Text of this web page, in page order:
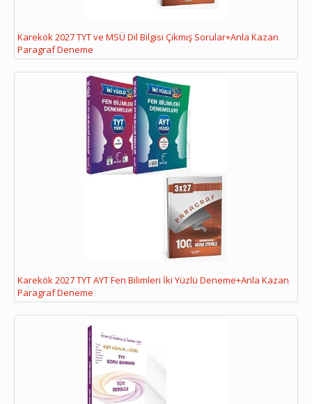
Karekök 2027 TYT ve MSÜ Dil Bilgisi Çıkmış Sorular+Anla Kazan
Paragraf Deneme
Karekök 2027 TYT AYT Fen Bilimleri İki Yüzlü Deneme+Anla Kazan
Paragraf Deneme